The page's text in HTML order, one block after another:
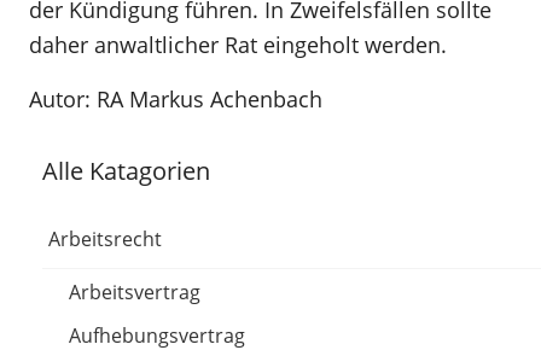
der Kündigung führen. In Zweifelsfällen sollte
daher anwaltlicher Rat eingeholt werden.
Autor: RA Markus Achenbach
Alle Katagorien
Arbeitsrecht
Arbeitsvertrag
Aufhebungsvertrag